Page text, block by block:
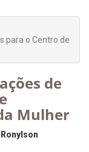
para o Centro de
de
Mulher
Ronylson